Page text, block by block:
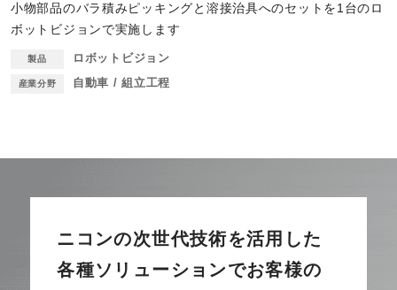
小物部品のバラ積みピッキングと溶接治具へのセットを1台のロ
ボットビジョンで実施します
製品 ロボットビジョン
産業分野 自動車 / 組立工程
ニコンの次世代技術を活用した
各種ソリューションでお客様の